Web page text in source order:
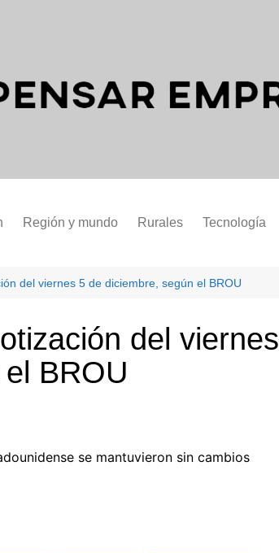
Región y mundo Rurales Tecnología
del viernes 5 de diciembre, según el BROU
del viernes
BROU
se mantuvieron sin cambios